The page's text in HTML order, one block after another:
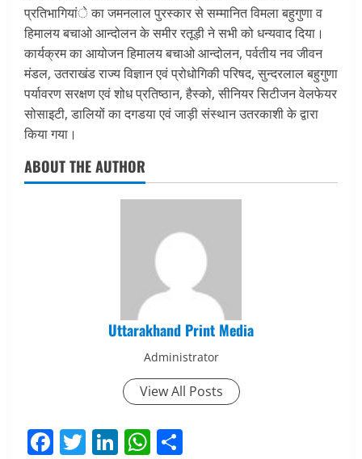
प्रतिभागियांे का जमनलाल पुरस्कार से सम्मानित विमला बहुगुणा व
हिमालय बचाओ आन्दोलन के समीर रतूड़ी ने सभी को धन्यवाद दिया।
कार्यक्रम का आयोजन हिमालय बचाओ आन्दोलन, पर्वतीय नव जीवन
मंडल, उतराखंड राज्य विज्ञान एवं प्रोधोगिकी परिषद, सुन्दरलाल बहुगुणा
पर्यावरण सरक्षण एवं शोध प्रतिष्ठान, हैस्को, सीनियर सिटीजन वेलफेयर
सोसाइटी, डालियों का दगडया एवं जाड़ी संस्थान उतरकाशी के द्वारा
किया गया।
ABOUT THE AUTHOR
Uttarakhand Print Media
Administrator
View All Posts
Facebook
Twitter
LinkedIn
WhatsApp